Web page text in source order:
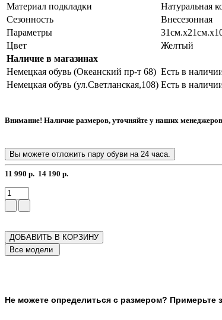
Материал подкладки
Натуральная
Сезонность
Внесезонная
Параметры
Цвет
Желтый
Наличие в магазинах
Немецкая обувь (Океанский пр-т 68) Есть в
Немецкая обувь (ул.Светланская,108) Есть в
Внимание! Наличие размеров, уточняйте у наших
Вы можете отложить пару обуви на 24 часа.
11 990 р. 14 190 р.
ДОБАВИТЬ В КОРЗИНУ
Не можете определиться с размером? Примерьте